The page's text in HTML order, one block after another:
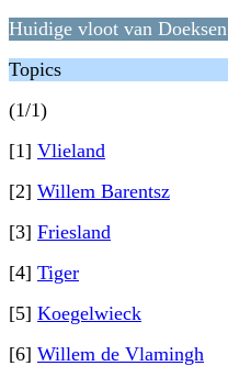
Huidige vloot van Doeksen
Topics
(1/1)
[1] Vlieland
[2] Willem Barentsz
[3] Friesland
[4] Tiger
[5] Koegelwieck
[6] Willem de Vlamingh